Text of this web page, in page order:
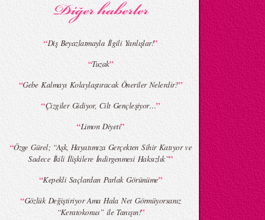
“Diş Beyazlatmayla İlgili Yanlışlar!”
“Tuzak”
“Gebe Kalmayı Kolaylaştıracak Öneriler Nelerdir?”
“Çizgiler Gidiyor, Cilt Gençleşiyor…”
“Limon Diyeti”
“Özge Gürel; “Aşk, Hayatımıza Gerçekten Sihir Katıyor ve
Sadece İkili İlişkilere İndirgenmesi Haksızlık””
“Kepekli Saçlardan Parlak Görünüme”
“Gözlük Değiştiriyor Ama Hala Net Görmüyorsanız
“Keratokonus” ile Tanışın!”